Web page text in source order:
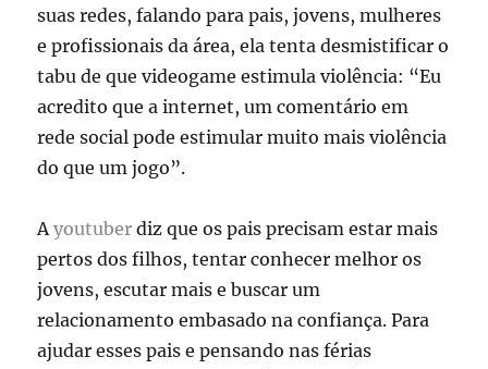
suas redes, falando para pais, jovens, mulheres
e profissionais da área, ela tenta desmistificar o
tabu de que videogame estimula violência: “Eu
acredito que a internet, um comentário em
rede social pode estimular muito mais violência
do que um jogo”.
Ayoutuber diz que os pais precisam estar mais
pertos dos filhos, tentar conhecer melhor os
jovens, escutar mais e buscar um
relacionamento embasado na confiança. Para
ajudar esses pais e pensando nas férias